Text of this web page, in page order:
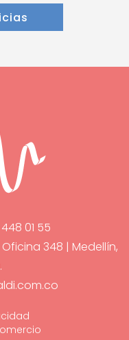
01 55
348 | Medellín,